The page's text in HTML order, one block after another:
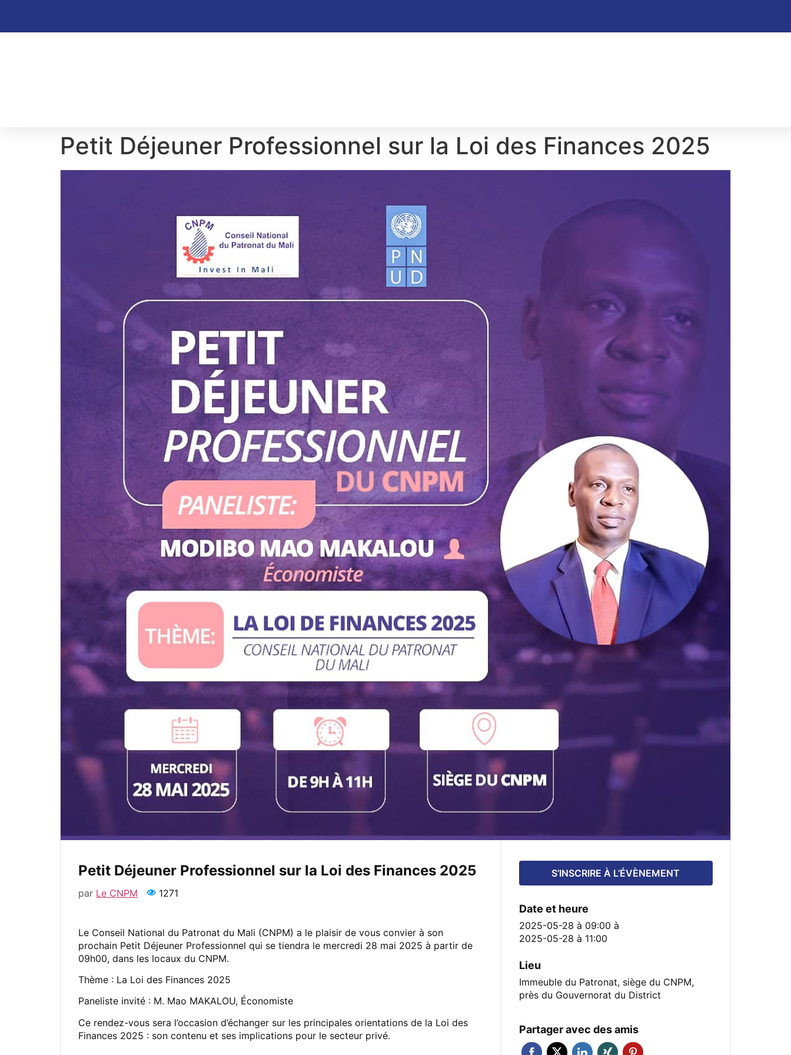
Petit Déjeuner Professionnel sur la Loi des Finances 2025
Petit Déjeuner Professionnel sur la Loi des Finances 2025
par Le CNPM 1271
Le Conseil National du Patronat du Mali (CNPM) a le plaisir de vous convier à son
prochain Petit Déjeuner Professionnel qui se tiendra le mercredi 28 mai 2025 à partir de
09h00, dans les locaux du CNPM.
Thème : La Loi des Finances 2025
Paneliste invité : M. Mao MAKALOU, Économiste
Ce rendez-vous sera l’occasion d’échanger sur les principales orientations de la Loi des
Finances 2025 : son contenu et ses implications pour le secteur privé.
S’INSCRIRE À L’ÉVÈNEMENT
Date et heure
2025-05-28 à 09:00 à
2025-05-28 à 11:00
Lieu
Immeuble du Patronat, siège du CNPM,
près du Gouvernorat du District
Partager avec des amis